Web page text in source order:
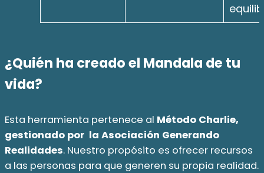
¿Quién ha creado el Mandala de tu
vida?
Esta herramienta pertenece al Método Charlie,
gestionado por la Asociación Generando
Realidades. Nuestro propósito es ofrecer recursos
a las personas para que generen su propia realidad.